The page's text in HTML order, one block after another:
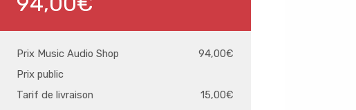
Prix Music Audio Shop
94,00€
Prix public
Tarif de livraison
15,00€